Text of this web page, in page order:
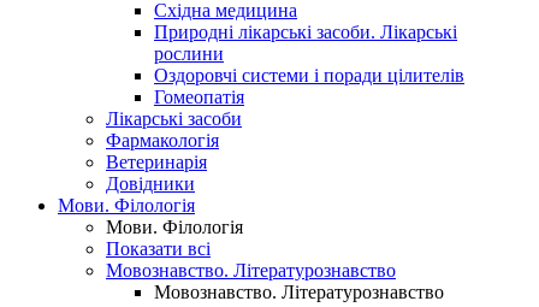
Східна медицина
Природні лікарські засоби. Лікарські
рослини
Оздоровчі системи і поради цілителів
Гомеопатія
Лікарські засоби
Фармакологія
Ветеринарія
Довідники
Мови. Філологія
Мови. Філологія
Показати всі
Мовознавство. Літературознавство
Мовознавство. Літературознавство